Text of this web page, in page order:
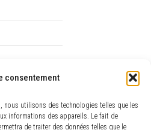
consentement
nous utilisons des technologies telles que les
informations des appareils. Le fait de
de traiter des données telles que le